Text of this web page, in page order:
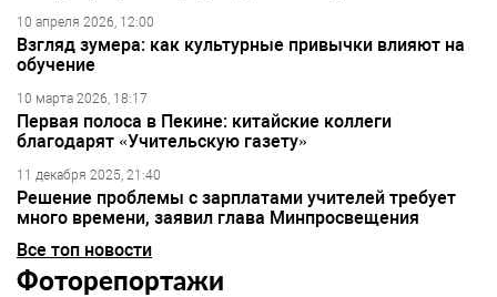
10 апреля 2026, 12:00
Взгляд зумера: как культурные привычки влияют на
обучение
10 марта 2026, 18:17
Первая полоса в Пекине: китайские коллеги
благодарят «Учительскую газету»
11 декабря 2025, 21:40
Решение проблемы с зарплатами учителей требует
много времени, заявил глава Минпросвещения
Все топ новости
Фоторепортажи